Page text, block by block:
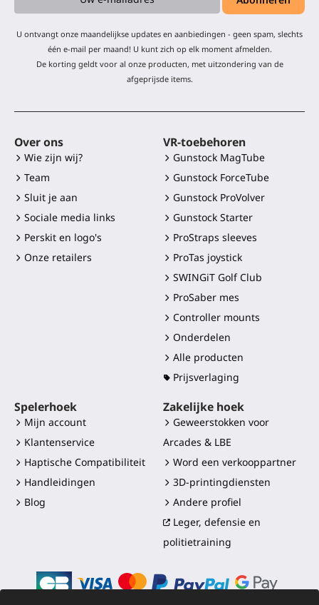
U ontvangt onze maandelijkse updates en aanbiedingen - geen spam, slechts
één e-mail per maand! U kunt zich op elk moment afmelden.
De korting geldt voor al onze producten, met uitzondering van de
afgeprijsde items.
Over ons
Wie zijn wij?
Team
Sluit je aan
Sociale media links
Perskit en logo's
Onze retailers
VR-toebehoren
Gunstock MagTube
Gunstock ForceTube
Gunstock ProVolver
Gunstock Starter
ProStraps sleeves
ProTas joystick
SWINGiT Golf Club
ProSaber mes
Controller mounts
Onderdelen
Alle producten
Prijsverlaging
Spelerhoek
Mijn account
Klantenservice
Haptische Compatibiliteit
Handleidingen
Blog
Zakelijke hoek
Geweerstokken voor
Arcades & LBE
Word een verkooppartner
3D-printingdiensten
Andere profiel
Leger, defensie en
politietraining